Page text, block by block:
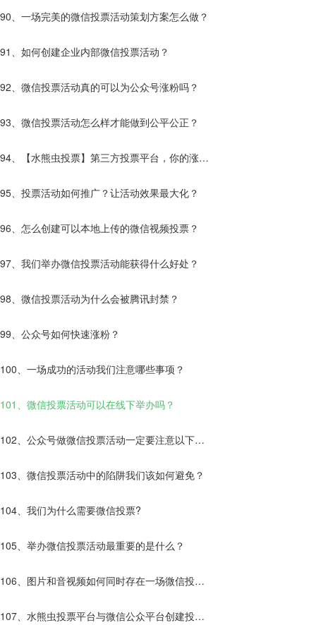
效果更好？
90、一场完美的微信投票活动策划方案怎么做？
91、如何创建企业内部微信投票活动？
92、微信投票活动真的可以为公众号涨粉吗？
93、微信投票活动怎么样才能做到公平公正？
94、【水熊虫投票】第三方投票平台，你的涨粉
神器。
95、投票活动如何推广？让活动效果最大化？
96、怎么创建可以本地上传的微信视频投票？
97、我们举办微信投票活动能获得什么好处？
98、微信投票活动为什么会被腾讯封禁？
99、公众号如何快速涨粉？
100、一场成功的活动我们注意哪些事项？
101、微信投票活动可以在线下举办吗？
102、公众号做微信投票活动一定要注意以下几
103、微信投票活动中的陷阱我们该如何避免？
104、我们为什么需要微信投票?
105、举办微信投票活动最重要的是什么？
106、图片和音视频如何同时存在一场微信投票
活动中？
107、水熊虫投票平台与微信公众平台创建投票